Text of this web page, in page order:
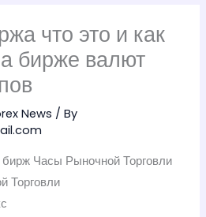
что это и как
бирже валют
News / By
Часы Рыночной Торговли
Торговли